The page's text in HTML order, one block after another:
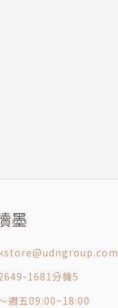
1681分機5
週五09:00~18:00